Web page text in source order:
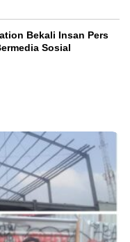
Bekali Insan Pers
Sosial